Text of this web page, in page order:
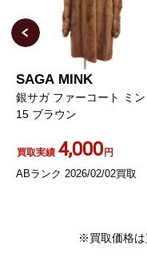
SAGA MINK
ベルビジョン Belle Vison
Ranched Mink 毛皮コー
ミンク 15 XL
買取実績 5,000 円
ABランク 2021/08/21買取
※買取価格は